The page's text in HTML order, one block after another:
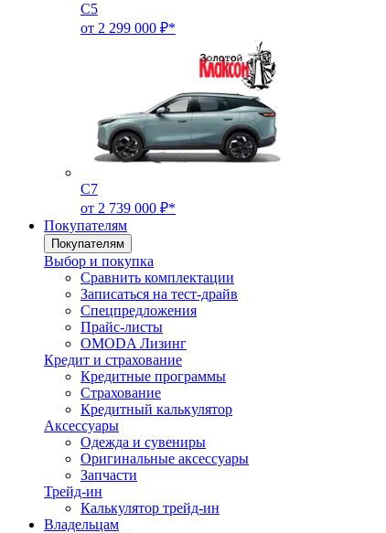
C5
от 2 299 000 ₽*
C7
от 2 739 000 ₽*
Покупателям
Покупателям
Выбор и покупка
Сравнить комплектации
Записаться на тест-драйв
Cпецпредложения
Прайс-листы
OMODA Лизинг
Кредит и страхование
Кредитные программы
Страхование
Кредитный калькулятор
Аксессуары
Одежда и сувениры
Оригинальные аксессуары
Запчасти
Трейд-ин
Калькулятор трейд-ин
Владельцам